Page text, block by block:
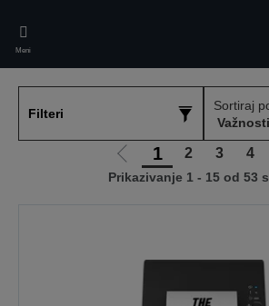
main
content
Meni
Filteri
Sortiraj
Idi
na
1 2 3 4
Prikazivanje 1 - 15 od 53